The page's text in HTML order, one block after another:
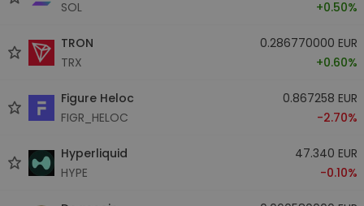
SOL
+0.50%
TRON
TRX
0.286770000 EUR
+0.60%
Figure Heloc
FIGR_HELOC
0.867258 EUR
-2.70%
Hyperliquid
HYPE
47.340 EUR
-0.10%